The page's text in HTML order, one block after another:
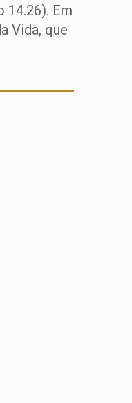
14.26). Em
Vida, que